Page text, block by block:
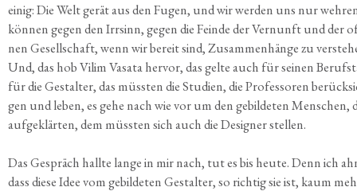
einig: Die Welt gerät aus den Fugen, und wir wer­den uns nur
kön­nen gegen den Irr­sinn, gegen die Fein­de der Ver­nunft und der
nen Gesell­schaft, wenn wir bereit sind, Zusam­men­hän­ge zu
Und, das hob Vilim Vasa­ta her­vor, das gel­te auch für sei­nen
für die Gestal­ter, das müss­ten die Stu­di­en, die Pro­fes­so­ren
gen und leben, es gehe nach wie vor um den gebil­de­ten Men­schen,
auf­ge­klär­ten, dem müss­ten sich auch die Desi­gner stellen.
Das Gespräch hall­te lan­ge in mir nach, tut es bis heu­te. Denn ich
dass die­se Idee vom gebil­de­ten Gestal­ter, so rich­tig sie ist, kaum